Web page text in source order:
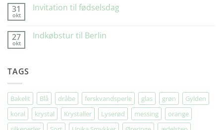
Kære
31
okt
Invitation til fødselsdag
Invitation
27
okt
Indkøbstur til Berlin
TAGS
Bakelit Blå dråbe ferskvandsperle glas grøn
Gylden
koral
krystal Krystaller Lyserød messing
orange